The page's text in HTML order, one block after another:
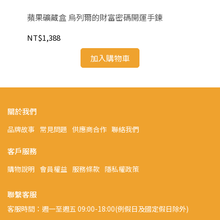
蘋果礦藏盒 烏列爾的財富密碼開運手鍊
NT$1,388
加入購物車
關於我們
品牌故事 常見問題 供應商合作 聯絡我們
客戶服務
購物說明 會員權益 服務條款 隱私權政策
聯繫客服
客服時間：週一至週五 09:00-18:00(例假日及國定假日除外)